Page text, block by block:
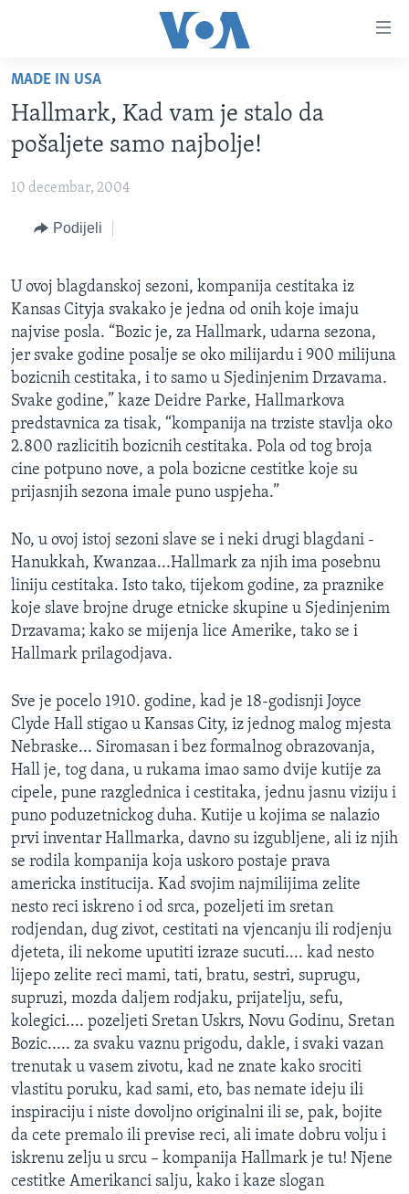
glavni
sadržaj
na
glavnu
TV PROGRAM
VIDEO
FOTOGRAFIJE DANA
VIJESTI
SJEDINJENE AMERIČKE DRŽAVE
SVIJET
NAUKA I TEHNOLOGIJA
KORUPCIJA
SLOBODA MEDIJA
ŽENSKA STRANA
IZBJEGLIČKA STRANA
MAGAZIN
O GLASU AMERIKE
Learning English
PRATITE NAS
Jezici
MADE IN USA
Hallmark, Kad vam je stalo da
pošaljete samo najbolje!
10 decembar, 2004
Podijeli
U ovoj blagdanskoj sezoni, kompanija cestitaka iz
Kansas Cityja svakako je jedna od onih koje imaju
najvise posla. “Bozic je, za Hallmark, udarna sezona,
jer svake godine posalje se oko milijardu i 900 milijuna
bozicnih cestitaka, i to samo u Sjedinjenim Drzavama.
Svake godine,” kaze Deidre Parke, Hallmarkova
predstavnica za tisak, “kompanija na trziste stavlja oko
2.800 razlicitih bozicnih cestitaka. Pola od tog broja
cine potpuno nove, a pola bozicne cestitke koje su
prijasnjih sezona imale puno uspjeha.”
No, u ovoj istoj sezoni slave se i neki drugi blagdani -
Hanukkah, Kwanzaa...Hallmark za njih ima posebnu
liniju cestitaka. Isto tako, tijekom godine, za praznike
koje slave brojne druge etnicke skupine u Sjedinjenim
Drzavama; kako se mijenja lice Amerike, tako se i
Hallmark prilagodjava.
Sve je pocelo 1910. godine, kad je 18-godisnji Joyce
Clyde Hall stigao u Kansas City, iz jednog malog mjesta
Nebraske... Siromasan i bez formalnog obrazovanja,
Hall je, tog dana, u rukama imao samo dvije kutije za
cipele, pune razglednica i cestitaka, jednu jasnu viziju i
puno poduzetnickog duha. Kutije u kojima se nalazio
prvi inventar Hallmarka, davno su izgubljene, ali iz njih
se rodila kompanija koja uskoro postaje prava
americka institucija. Kad svojim najmilijima zelite
nesto reci iskreno i od srca, pozeljeti im sretan
rodjendan, dug zivot, cestitati na vjencanju ili rodjenju
djeteta, ili nekome uputiti izraze sucuti.... kad nesto
lijepo zelite reci mami, tati, bratu, sestri, suprugu,
supruzi, mozda daljem rodjaku, prijatelju, sefu,
kolegici.... pozeljeti Sretan Uskrs, Novu Godinu, Sretan
Bozic..... za svaku vaznu prigodu, dakle, i svaki vazan
trenutak u vasem zivotu, kad ne znate kako srociti
vlastitu poruku, kad sami, eto, bas nemate ideju ili
inspiraciju i niste dovoljno originalni ili se, pak, bojite
da cete premalo ili previse reci, ali imate dobru volju i
iskrenu zelju u srcu – kompanija Hallmark je tu! Njene
cestitke Amerikanci salju, kako i kaze slogan